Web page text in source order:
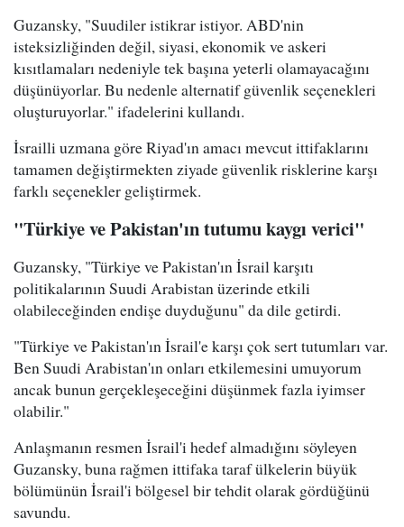
Guzansky, "Suudiler istikrar istiyor. ABD'nin
isteksizliğinden değil, siyasi, ekonomik ve askeri
kısıtlamaları nedeniyle tek başına yeterli olamayacağını
düşünüyorlar. Bu nedenle alternatif güvenlik seçenekleri
oluşturuyorlar." ifadelerini kullandı.
İsrailli uzmana göre Riyad'ın amacı mevcut ittifaklarını
tamamen değiştirmekten ziyade güvenlik risklerine karşı
farklı seçenekler geliştirmek.
"Türkiye ve Pakistan'ın tutumu kaygı verici"
Guzansky, "Türkiye ve Pakistan'ın İsrail karşıtı
politikalarının Suudi Arabistan üzerinde etkili
olabileceğinden endişe duyduğunu" da dile getirdi.
"Türkiye ve Pakistan'ın İsrail'e karşı çok sert tutumları var.
Ben Suudi Arabistan'ın onları etkilemesini umuyorum
ancak bunun gerçekleşeceğini düşünmek fazla iyimser
olabilir."
Anlaşmanın resmen İsrail'i hedef almadığını söyleyen
Guzansky, buna rağmen ittifaka taraf ülkelerin büyük
bölümünün İsrail'i bölgesel bir tehdit olarak gördüğünü
savundu.